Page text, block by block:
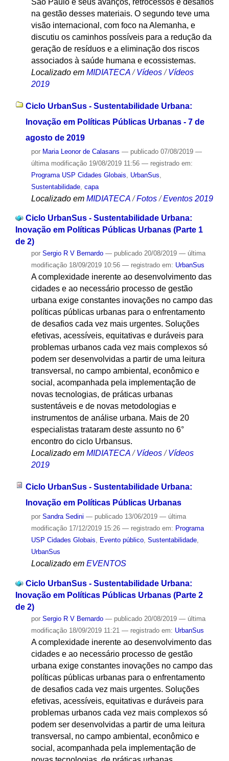
na gestão desses materiais. O segundo teve uma
visão internacional, com foco na Alemanha, e
discutiu os caminhos possíveis para a redução da
geração de resíduos e a eliminação dos riscos
associados à saúde humana e ecossistemas.
Localizado em MIDIATECA /Vídeos /Vídeos
2019
Ciclo UrbanSus - Sustentabilidade Urbana:
Inovação em Políticas Públicas Urbanas - 7 de
agosto de 2019
por Maria Leonor de Calasans — publicado07/08/2019 —
última modificação19/08/2019 11:56 — registrado em:
Programa USP Cidades Globais
UrbanSus
Sustentabilidade, capa
Localizado em MIDIATECA /Fotos /Eventos 2019
Ciclo UrbanSus - Sustentabilidade Urbana:
Inovação em Políticas Públicas Urbanas (Parte 1
de 2)
por Sergio R V Bernardo — publicado20/08/2019 — última
modificação18/09/2019 10:56 — registrado em: UrbanSus
A complexidade inerente ao desenvolvimento das
cidades e ao necessário processo de gestão
urbana exige constantes inovações no campo das
políticas públicas urbanas para o enfrentamento
de desafios cada vez mais urgentes. Soluções
efetivas, acessíveis, equitativas e duráveis para
problemas urbanos cada vez mais complexos só
podem ser desenvolvidas a partir de uma leitura
transversal, no campo ambiental, econômico e
social, acompanhada pela implementação de
novas tecnologias, de práticas urbanas
sustentáveis e de novas metodologias e
instrumentos de análise urbana. Mais de 20
especialistas trataram deste assunto no 6°
encontro do ciclo Urbansus.
Localizado em MIDIATECA /Vídeos /Vídeos
2019
Ciclo UrbanSus - Sustentabilidade Urbana:
Inovação em Políticas Públicas Urbanas
por Sandra Sedini — publicado13/06/2019 — última
modificação17/12/2019 15:26 — registrado em: Programa
USP Cidades Globais, Evento público, Sustentabilidade,
UrbanSus
Localizado em EVENTOS
Ciclo UrbanSus - Sustentabilidade Urbana:
Inovação em Políticas Públicas Urbanas (Parte 2
de 2)
por Sergio R V Bernardo — publicado20/08/2019 — última
modificação18/09/2019 11:21 — registrado em: UrbanSus
A complexidade inerente ao desenvolvimento das
cidades e ao necessário processo de gestão
urbana exige constantes inovações no campo das
políticas públicas urbanas para o enfrentamento
de desafios cada vez mais urgentes. Soluções
efetivas, acessíveis, equitativas e duráveis para
problemas urbanos cada vez mais complexos só
podem ser desenvolvidas a partir de uma leitura
transversal, no campo ambiental, econômico e
social, acompanhada pela implementação de